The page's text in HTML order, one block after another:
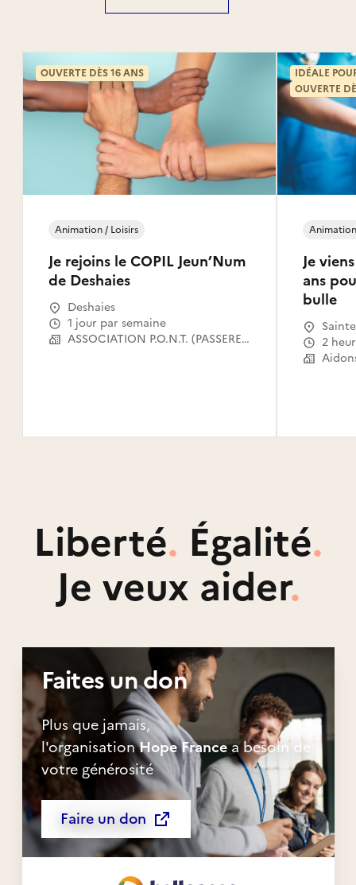
Je rejoins le COPIL Jeun’Num
de Deshaies
Animation / Loisirs
Deshaies
1 jour par semaine
ASSOCIATION P.O.N.T. (PASSERELLES OUVERTES VERS LE NUMERIQUE POUR TOUS)
OUVERTE DÈS 16 ANS
Je
ans
bulle
2
IDÉALE
OUVERTE
Liberté. Égalité.
Je veux aider.
Faites un don
Plus que jamais,
l'organisationHope Francea besoin de
votre générosité
Faire un don